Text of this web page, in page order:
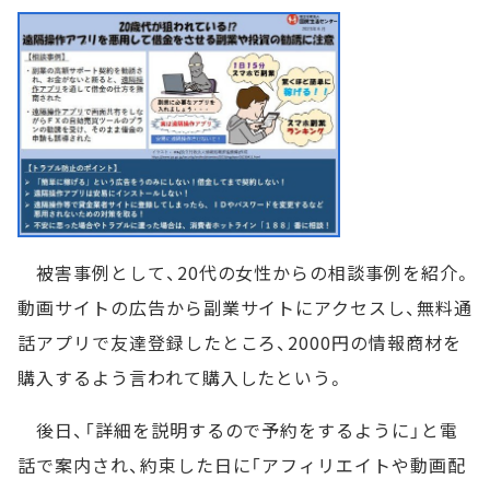
被害事例として、20代の女性からの相談事例を紹介。
動画サイトの広告から副業サイトにアクセスし、無料通
話アプリで友達登録したところ、2000円の情報商材を
購入するよう言われて購入したという。
後日、「詳細を説明するので予約をするように」と電
話で案内され、約束した日に「アフィリエイトや動画配